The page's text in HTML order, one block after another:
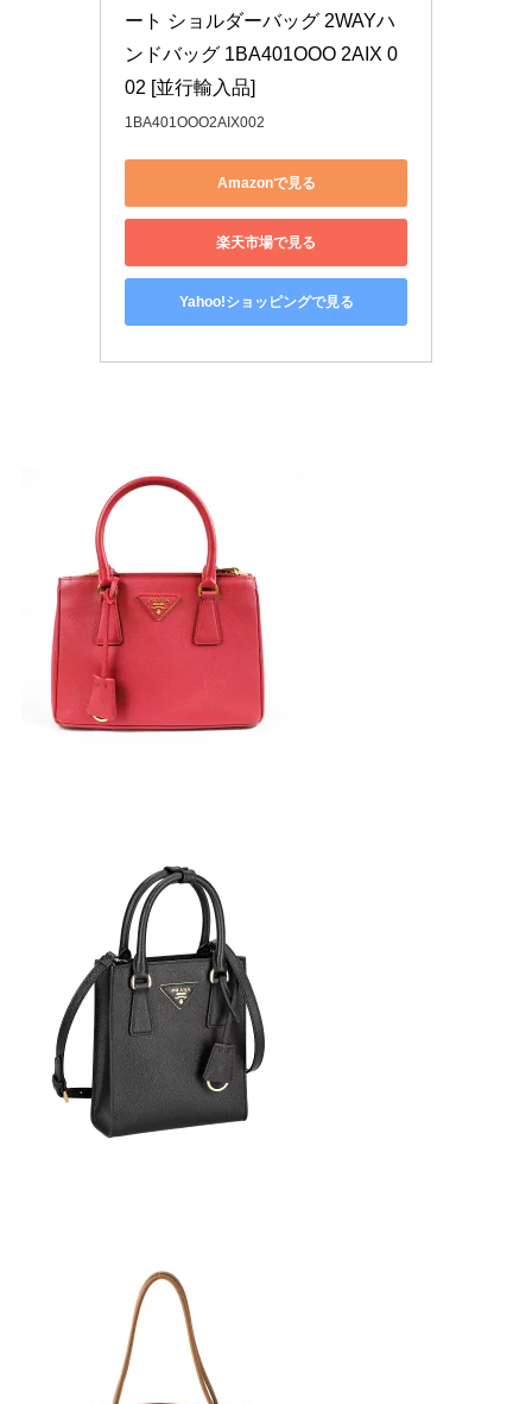
ート ショルダーバッグ 2WAYハ
ンドバッグ 1BA401OOO 2AIX 0
02 [並行輸入品]
1BA401OOO2AIX002
Amazonで見る
楽天市場で見る
Yahoo!ショッピングで見る